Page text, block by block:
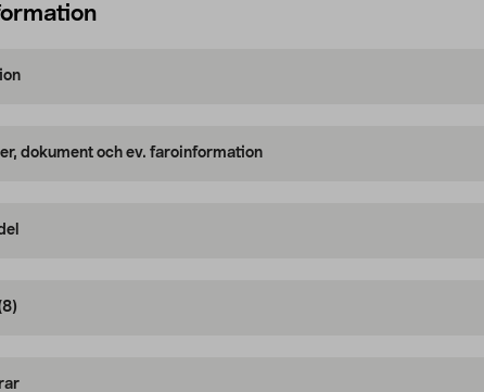
dokument och ev. faroinformation